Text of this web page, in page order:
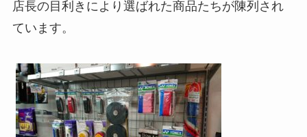
店長の目利きにより選ばれた商品たちが陳列され
ています。